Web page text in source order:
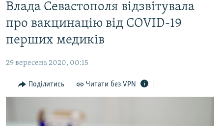
основного
матеріалу
Перейти
до
основної
навігації
Перейти
до
ВОДА.КРИМ
ВІДЕО ТА ФОТО
БЛОГИ
ПОГЛЯД
ВСЕ ЗА ДЕНЬ
Влада Севастополя відзвітувала
про вакцинацію від COVID-19
перших медиків
29 вересень 2020, 00:15
Поділитись Читати без VPN